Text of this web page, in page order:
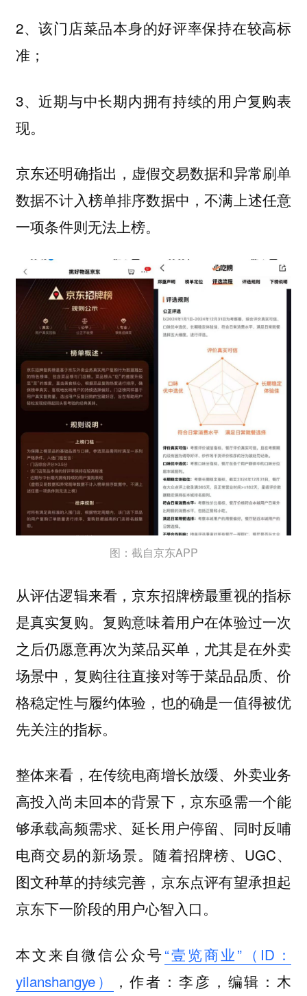
2、该门店菜品本身的好评率保持在较高标
准；
3、近期与中长期内拥有持续的用户复购表
现。
京东还明确指出，虚假交易数据和异常刷单
数据不计入榜单排序数据中，不满上述任意
一项条件则无法上榜。
图：截自京东APP
从评估逻辑来看，京东招牌榜最重视的指标
是真实复购。复购意味着用户在体验过一次
之后仍愿意再次为菜品买单，尤其是在外卖
场景中，复购往往直接对等于菜品品质、价
格稳定性与履约体验，也的确是一值得被优
先关注的指标。
整体来看，在传统电商增长放缓、外卖业务
高投入尚未回本的背景下，京东亟需一个能
够承载高频需求、延长用户停留、同时反哺
电商交易的新场景。随着招牌榜、UGC、
图文种草的持续完善，京东点评有望承担起
京东下一阶段的用户心智入口。
本文来自微信公众号“壹览商业”（ID：
yilanshangye）
，作者：李彦，编辑：木